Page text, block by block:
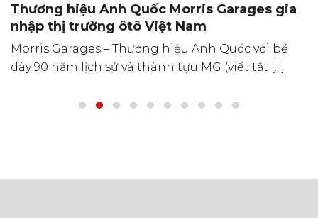
Thương hiệu Anh Quốc Morris Garages gia
nhập thị trường ôtô Việt Nam
Morris Garages – Thương hiệu Anh Quốc với bề
dày 90 năm lịch sử và thành tựu MG (viết tắt [...]